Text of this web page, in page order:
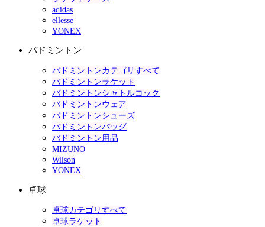
adidas
ellesse
YONEX
バドミントン
バドミントンカテゴリすべて
バドミントンラケット
バドミントンシャトルコック
バドミントンウェア
バドミントンシューズ
バドミントンバッグ
バドミントン用品
MIZUNO
Wilson
YONEX
卓球
卓球カテゴリすべて
卓球ラケット